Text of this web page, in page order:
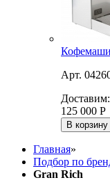
Арт.
Доставим:
125 000 Р
В корзину
Главная»
Подбор по
Gran Rich